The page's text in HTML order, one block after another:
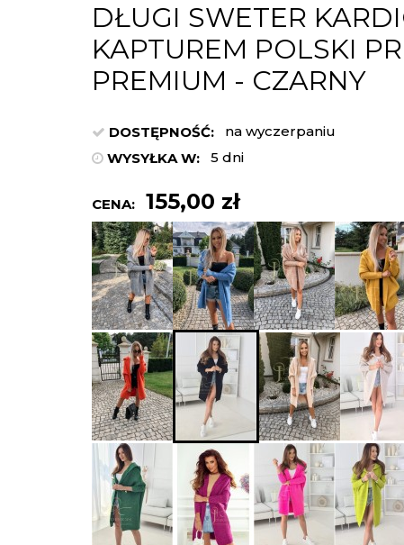
DŁUGI SWETER
KAPTUREM POLSKI
PREMIUM - CZARNY
DOSTĘPNOŚĆ:
na wyczerpaniu
WYSYŁKA W:
5 dni
CENA: 155,00 zł